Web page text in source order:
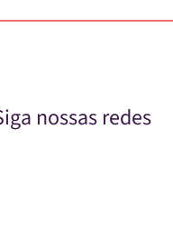
nossas redes